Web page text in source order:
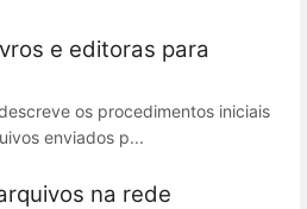
e editoras para
os procedimentos iniciais
enviados p...
na rede